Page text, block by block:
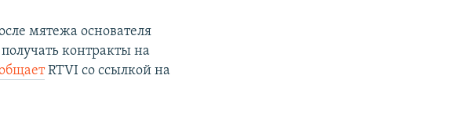
мятежа основателя
контракты на
RTVI со ссылкой на